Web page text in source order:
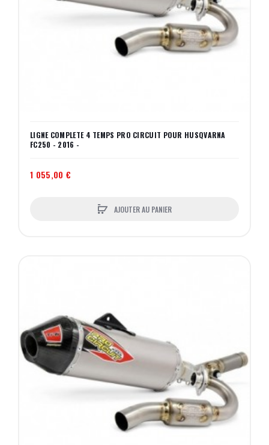
LIGNE COMPLETE 4 TEMPS PRO CIRCUIT POUR HUSQVARNA
FC250 - 2016 -
1 055,00 €
AJOUTER AU PANIER